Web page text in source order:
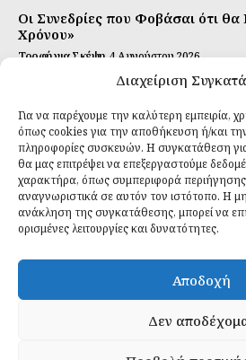
Διαχείριση
Για να παρέχουμε την καλύτερη εμπειρία,
όπως cookies για την αποθήκευση ή/και
πληροφορίες συσκευών. Η συγκατάθεση για
θα μας επιτρέψει να επεξεργαστούμε
χαρακτήρα, όπως συμπεριφορά
αναγνωριστικά σε αυτόν τον ιστότοπο. Η
ανάκληση της συγκατάθεσης, μπορεί να
ορισμένες λειτουργίες και δυνατότητες.
Αποδοχή
Δεν
Οι Συνεδρίες που Φοβάσαι ότι θα
Χρόνου»
Τροφή για Σκέψη 4 Αυγούστου 2026
Αυτή Είναι η Συνταγή για Τέλεια
Ιδανικές Τροφές 26 Ιουλίου 2026
Εγγραφείτε
ΕΓΓΡΑΦΉ
Έχω διαβάσει και δέχομαι την